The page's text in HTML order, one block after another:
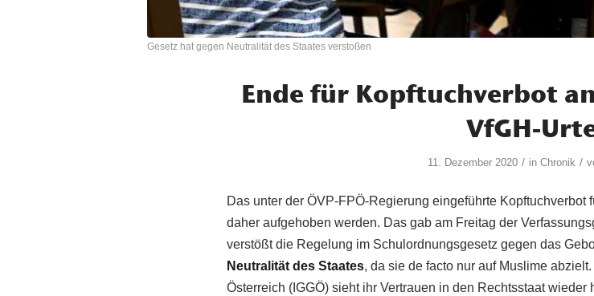
Gesetz hat gegen Neutralität des Staates verstoßen
Ende für Kopftuchverbot
VfGH-
11. Dezember 2020 / in Chronik /
Das unter der ÖVP-FPÖ-Regierung eingeführte
daher aufgehoben werden. Das gab am Freitag der
verstößt die Regelung im Schulordnungsgesetz gegen das
Neutralität des Staates, da sie de facto nur auf Muslime
Österreich (IGGÖ) sieht ihr Vertrauen in den Rechtsstaat wieder